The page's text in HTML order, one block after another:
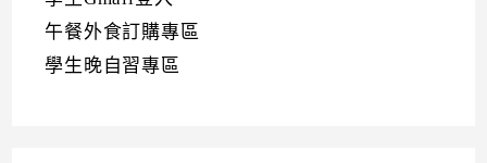
午餐外食訂購專區
學生晚自習專區